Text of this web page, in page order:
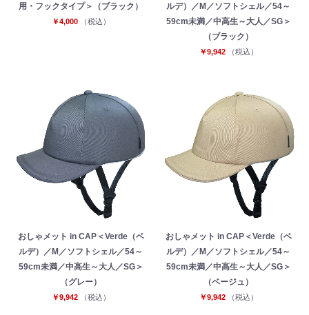
用・フックタイプ＞（ブラック）
￥4,000 （税込）
ルデ）／M／ソフトシェル／54～
59cm未満／中高生～大人／SG＞
（ブラック）
￥9,942 （税込）
おしゃメット in CAP＜Verde（ベ
ルデ）／M／ソフトシェル／54～
59cm未満／中高生～大人／SG＞
（グレー）
￥9,942 （税込）
おしゃメット in CAP＜Verde（ベ
ルデ）／M／ソフトシェル／54～
59cm未満／中高生～大人／SG＞
（ベージュ）
￥9,942 （税込）